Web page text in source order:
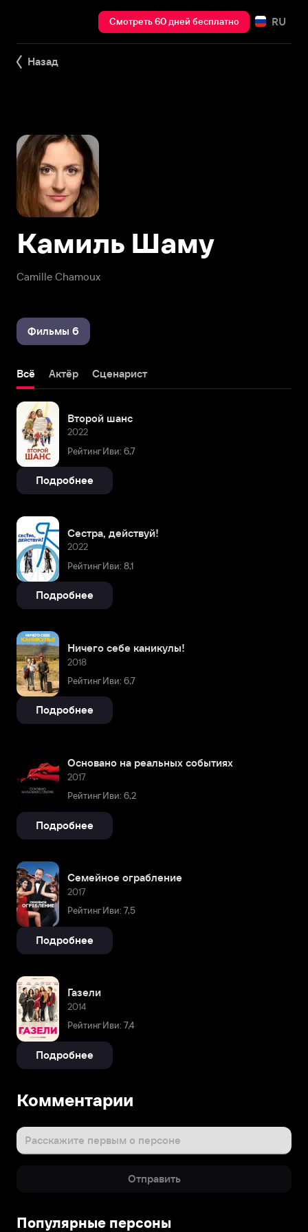
Смотреть 60 дней бесплатно RU
Назад
Camille Chamoux
Камиль Шаму
Фильмы 6
Всё Актёр Сценарист
Второй шанс
2022
Рейтинг Иви: 6,7
Подробнее
Сестра, действуй!
2022
Рейтинг Иви: 8,1
Подробнее
Ничего себе каникулы!
2018
Рейтинг Иви: 6,7
Подробнее
Основано на реальных событиях
2017
Рейтинг Иви: 6,2
Подробнее
Семейное ограбление
2017
Рейтинг Иви: 7,5
Подробнее
Газели
2014
Рейтинг Иви: 7,4
Подробнее
Комментарии
Расскажите первым о персоне
Отправить
Популярные персоны